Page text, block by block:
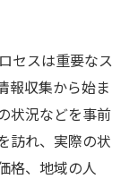
セスは重要なス
報収集から始ま
状況などを事前
訪れ、実際の状
格、地域の人